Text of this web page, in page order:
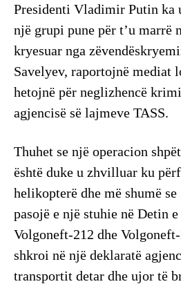
Presidenti Vladimir Putin ka
një grupi pune për t’u marrë
kryesuar nga
Savelyev, raportojnë mediat
hetojnë për neglizhencë
agjencisë së lajmeve TASS.
Thuhet se një operacion
është duke u zhvilluar ku
helikopterë dhe më shumë
pasojë e një stuhie në Detin
Volgoneft-212 dhe
shkroi në një deklaratë
transportit detar dhe ujor të